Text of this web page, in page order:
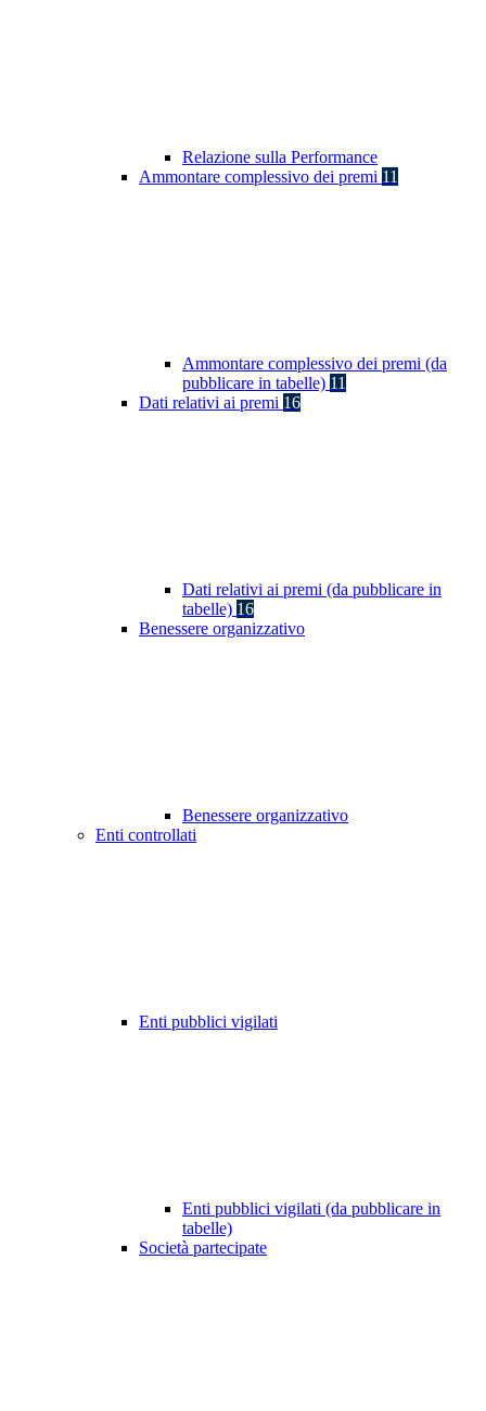
Relazione sulla Performance
Ammontare complessivo dei premi 11
Ammontare complessivo dei premi (da
pubblicare in tabelle) 11
Dati relativi ai premi 16
Dati relativi ai premi (da pubblicare in
tabelle) 16
Benessere organizzativo
Benessere organizzativo
Enti controllati
Enti pubblici vigilati
Enti pubblici vigilati (da pubblicare in
tabelle)
Società partecipate